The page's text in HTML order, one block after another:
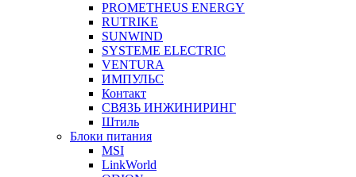
PROMETHEUS ENERGY
RUTRIKE
SUNWIND
SYSTEME ELECTRIC
VENTURA
ИМПУЛЬС
Контакт
СВЯЗЬ ИНЖИНИРИНГ
Штиль
Блоки питания
MSI
LinkWorld